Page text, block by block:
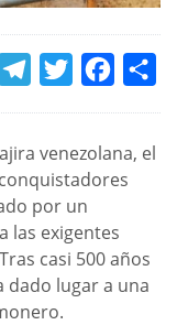
WHATSAPPTELEGRAMTWITTER
venezolana, el
por un
las exigentes
casi 500 años
dado lugar a una